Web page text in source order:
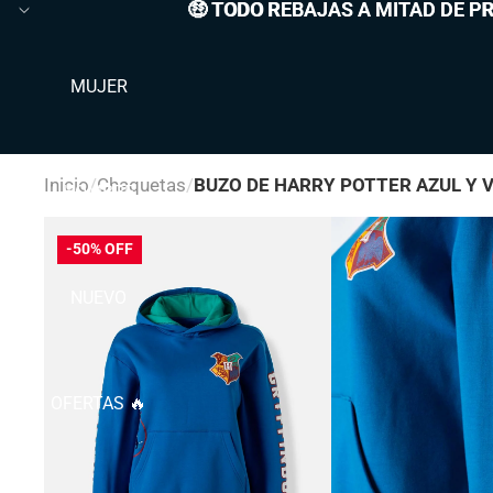
🤑 TODO REBAJAS A MITAD DE
🤑 TODO REBAJAS A MITAD DE
MUJER
HOMBRE
OFERTAS 🔥
Inicio Chaquetas BUZO DE HARRY POTTER AZUL Y
-50% OFF